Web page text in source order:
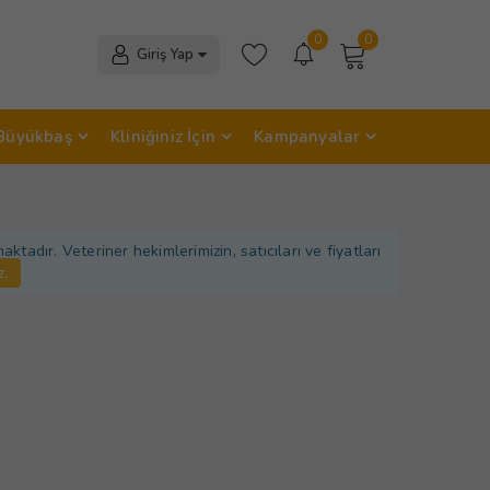
0
0
Giriş Yap
Kliniğiniz İçin Kampanyalar
Veteriner hekimlerimizin, satıcıları ve fiyatları